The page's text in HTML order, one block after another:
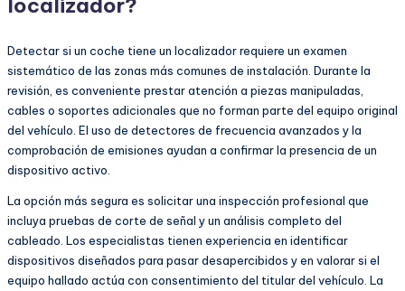
localizador?
Detectar si un coche tiene un localizador requiere un examen
sistemático de las zonas más comunes de instalación. Durante la
revisión, es conveniente prestar atención a piezas manipuladas,
cables o soportes adicionales que no forman parte del equipo original
del vehículo. El uso de detectores de frecuencia avanzados y la
comprobación de emisiones ayudan a confirmar la presencia de un
dispositivo activo.
La opción más segura es solicitar una inspección profesional que
incluya pruebas de corte de señal y un análisis completo del
cableado. Los especialistas tienen experiencia en identificar
dispositivos diseñados para pasar desapercibidos y en valorar si el
equipo hallado actúa con consentimiento del titular del vehículo. La